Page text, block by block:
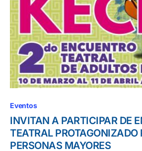
Eventos
INVITAN A PARTICIPAR DE
TEATRAL PROTAGONIZADO
PERSONAS MAYORES